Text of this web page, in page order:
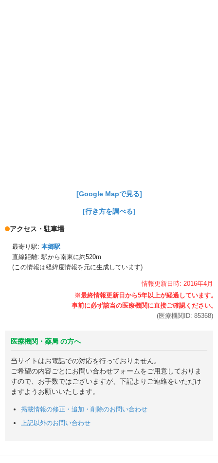
[Google Mapで見る]
[行き方を調べる]
アクセス・駐車場
最寄り駅: 本郷駅
直線距離: 駅から南東に約520m
(この情報は経緯度情報を元に生成しています)
情報更新日時: 2016年4月
(医療機関ID: 85368)
医療機関・薬局 の方へ
当サイトはお電話での対応を行っておりません。
ご希望の内容ごとにお問い合わせフォームをご用意しておりま
すので、お手数ではございますが、下記よりご連絡をいただけ
ますようお願いいたします。
掲載情報の修正・追加・削除のお問い合わせ
上記以外のお問い合わせ